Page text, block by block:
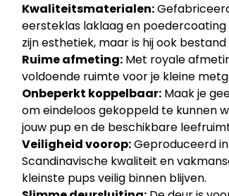
Kwaliteitsmaterialen:
eersteklas laklaag en
zijn esthetiek, maar is hij ook
Ruime afmeting: Met royale
voldoende ruimte voor je kleine
Onbeperkt koppelbaar: Maak je
om eindeloos gekoppeld te kunnen
jouw pup en de beschikbare
Veiligheid voorop:Geproduceerd
Scandinavische kwaliteit en
kleinste pups veilig binnen blijven.